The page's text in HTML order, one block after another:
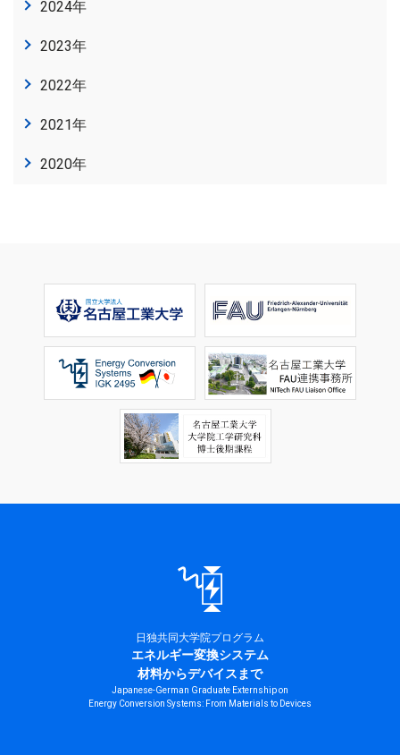
2024年
2023年
2022年
2021年
2020年
日独共同大学院プログラム
エネルギー変換システム
材料からデバイスまで
Japanese-German Graduate Externship on
Energy Conversion Systems: From Materials to Devices